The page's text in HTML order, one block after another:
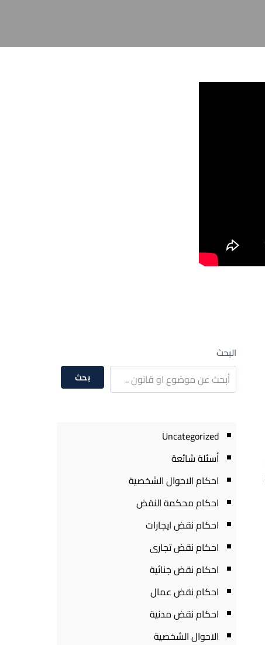
البحث
بحث
Uncategorized
أسئلة شائعة
احكام الاحوال الشخصية
احكام محكمة النقض
احكام نقض ايجارات
احكام نقض تجارى
احكام نقض جنائية
احكام نقض عمال
احكام نقض مدنية
الاحوال الشخصية